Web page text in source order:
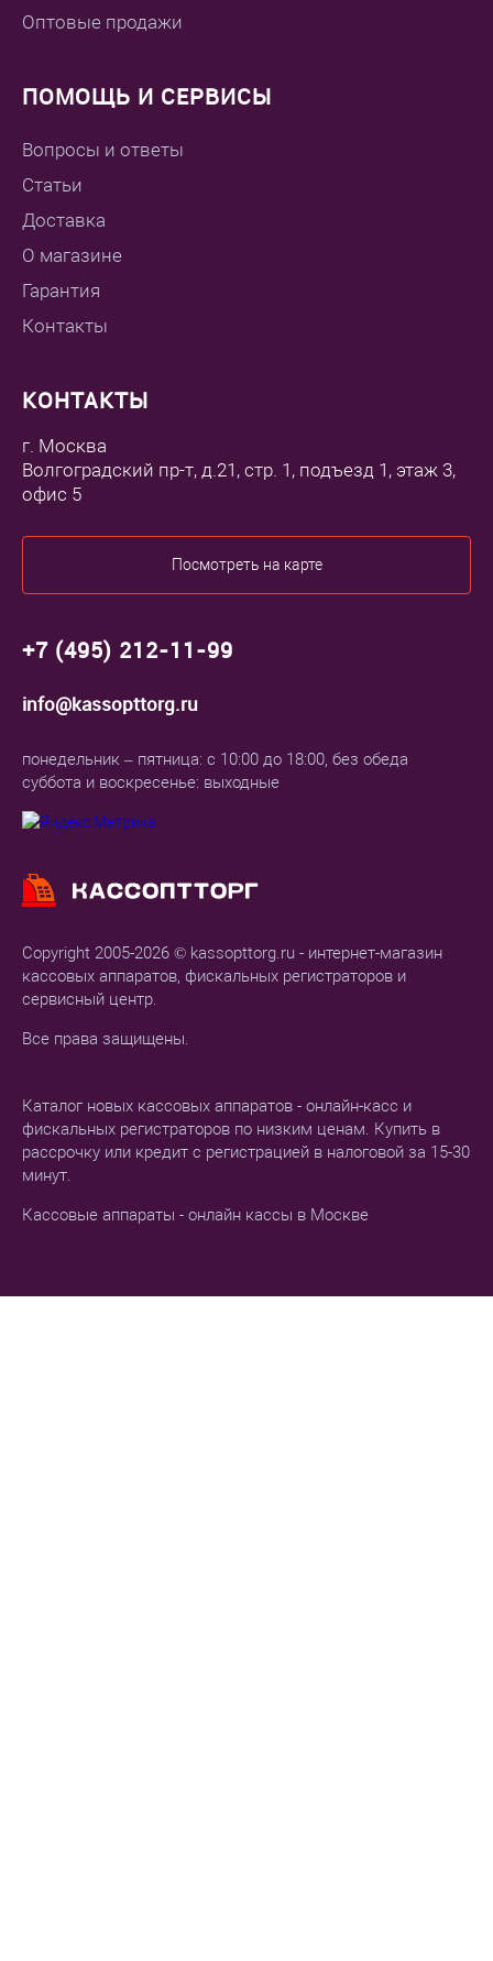
Оптовые продажи
ПОМОЩЬ И СЕРВИСЫ
Вопросы и ответы
Статьи
Доставка
О магазине
Гарантия
Контакты
Copyright 2005-2026 © kassopttorg.ru - интернет-магазин
кассовых аппаратов, фискальных регистраторов и
сервисный центр.
Все права защищены.
Каталог новых кассовых аппаратов - онлайн-касс и
фискальных регистраторов по низким ценам. Купить в
рассрочку или кредит с регистрацией в налоговой за 15-30
минут.
Кассовые аппараты - онлайн кассы в Москве
КОНТАКТЫ
г. Москва
Волгоградский пр-т, д.21, стр. 1, подъезд 1, этаж 3,
офис 5
Посмотреть на карте
+7 (495) 212-11-99
info@kassopttorg.ru
понедельник – пятница: с 10:00 до 18:00, без обеда
суббота и воскресенье: выходные